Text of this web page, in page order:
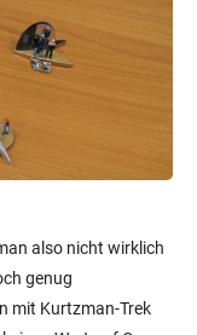
also nicht wirklich
genug
mit Kurtzman-Trek